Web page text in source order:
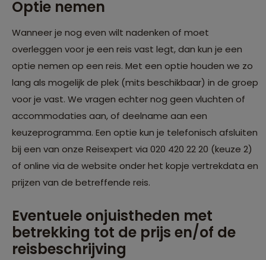
Optie nemen
Wanneer je nog even wilt nadenken of moet
overleggen voor je een reis vast legt, dan kun je een
optie nemen op een reis. Met een optie houden we zo
lang als mogelijk de plek (mits beschikbaar) in de groep
voor je vast. We vragen echter nog geen vluchten of
accommodaties aan, of deelname aan een
keuzeprogramma. Een optie kun je telefonisch afsluiten
bij een van onze Reisexpert via 020 420 22 20 (keuze 2)
of online via de website onder het kopje vertrekdata en
prijzen van de betreffende reis.
Eventuele onjuistheden met
betrekking tot de prijs en/of de
reisbeschrijving